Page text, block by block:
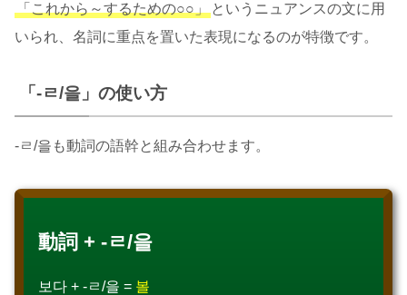
「これから～するための○○」
というニュアンスの文に用
いられ、名詞に重点を置いた表現になるのが特徴です。
「-ㄹ/을」の使い方
-ㄹ/을も動詞の語幹と組み合わせます。
動詞 + -ㄹ/을
보다 + -ㄹ/을 = 볼